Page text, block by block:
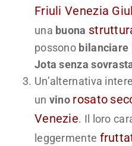
Friuli Venezia
una buona
possono bilanciare
Jota senza
Un’alternativa
un vino rosato
Venezie. Il loro
leggermente